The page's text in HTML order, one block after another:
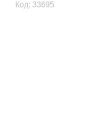
Код: 33695